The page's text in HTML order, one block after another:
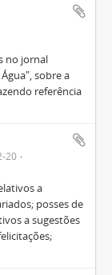
no jornal
sobre a
referência
20
a
posses de
a sugestões